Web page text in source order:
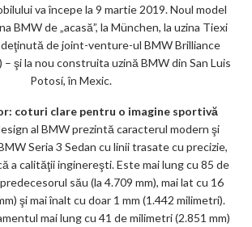
va începe la 9 martie 2019. Noul model
BMW de „acasă”, la München, la uzina Tiexi
deţinută de joint-venture-ul BMW Brilliance
şi la nou construita uzină BMW din San Luis
Potosí, în Mexic.
coturi clare pentru o imagine sportivă
al BMW prezintă caracterul modern şi
Seria 3 Sedan cu linii trasate cu precizie,
a calităţii inginereşti. Este mai lung cu 85 de
său (la 4.709 mm), mai lat cu 16
şi mai înalt cu doar 1 mm (1.442 milimetri).
mai lung cu 41 de milimetri (2.851 mm)